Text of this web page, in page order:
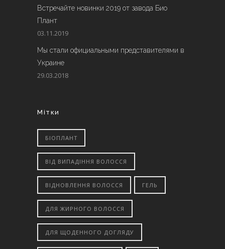
Встречайте новинки 2019 от завода Био
Плант
03.11.2019
Мы стали официальными представителями в
Украине
29.03.2018
Мітки
БІОПЛАНТ
ВІД ВИПАДІННЯ ВОЛОССЯ
ВІДНОВЛЕННЯ ВОЛОССЯ ГЕЛЬ
ДЛЯ ЖИРНОГО ВОЛОССЯ
ДЛЯ ЩОДЕННОГО ДОГЛЯДУ